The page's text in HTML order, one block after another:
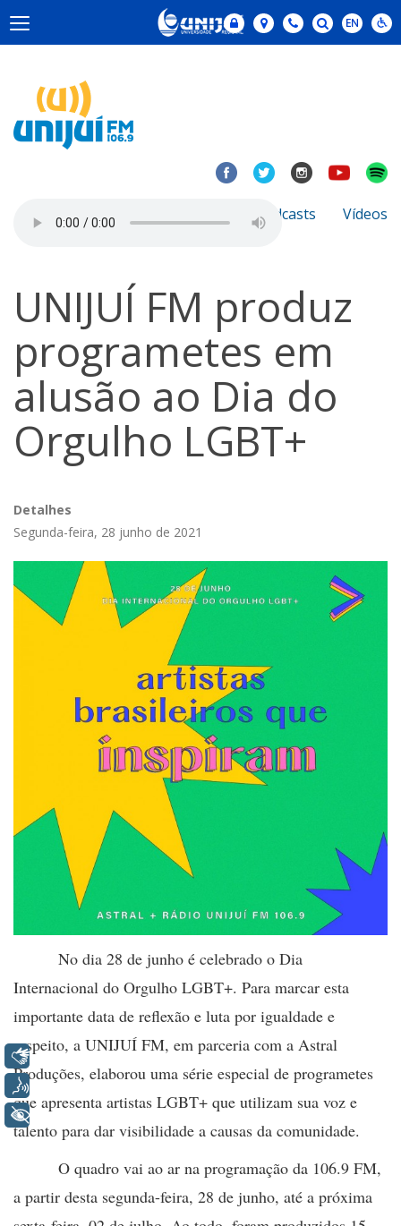
Notícias Podcasts Vídeos
UNIJUÍ FM produz
programetes em
alusão ao Dia do
Orgulho LGBT+
Detalhes
Segunda-feira, 28 junho de 2021
No dia 28 de junho é celebrado o Dia
Internacional do Orgulho LGBT+. Para marcar esta
importante data de reflexão e luta por igualdade e
respeito, a UNIJUÍ FM, em parceria com a Astral
Produções, elaborou uma série especial de programetes
que apresenta artistas LGBT+ que utilizam sua voz e
talento para dar visibilidade a causas da comunidade.
O quadro vai ao ar na programação da 106.9 FM,
a partir desta segunda-feira, 28 de junho, até a próxima
Libras
Voz
+ Acessibilidade